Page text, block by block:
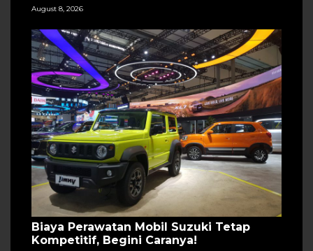
August 8, 2026
Biaya Perawatan Mobil Suzuki Tetap
Kompetitif, Begini Caranya!